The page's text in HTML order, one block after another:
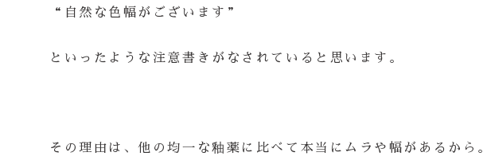
“自然な色幅がございます”
といったような注意書きがなされていると思います。
その理由は、他の均一な釉薬に比べて本当にムラや幅があるから。